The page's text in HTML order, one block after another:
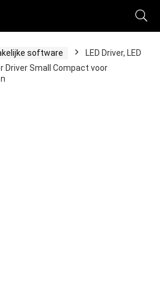
software
LED Driver, LED
Driver Small Compact voor